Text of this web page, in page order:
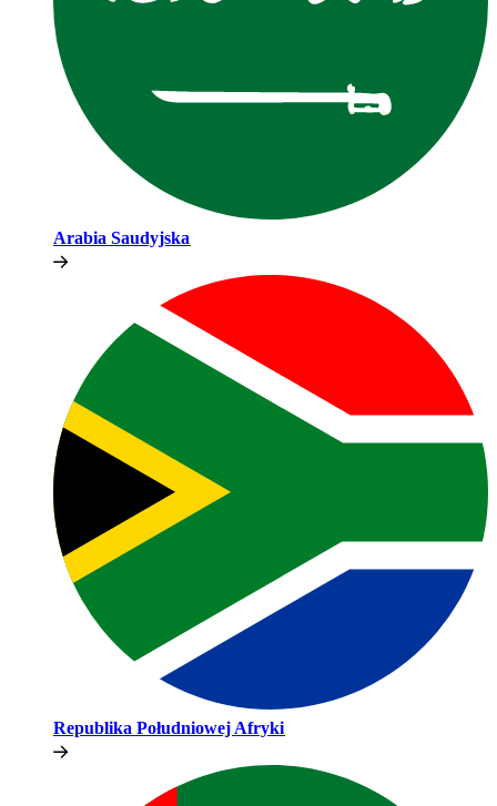
Arabia Saudyjska​​
Republika Południowej Afryki​​